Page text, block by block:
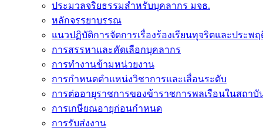
ประมวลจริยธรรมสำหรับบุคลากร มจธ.
หลักจรรยาบรรณ
แนวปฏิบัติการจัดการเรื่องร้องเรียนทุจริตและประพ
การสรรหาและคัดเลือกบุคลากร
การทำงานข้ามหน่วยงาน
การกำหนดตำแหน่งวิชาการและเลื่อนระดับ
การต่ออายุราชการของข้าราชการพลเรือนในสถา
การเกษียณอายุก่อนกำหนด
การรับส่งงาน